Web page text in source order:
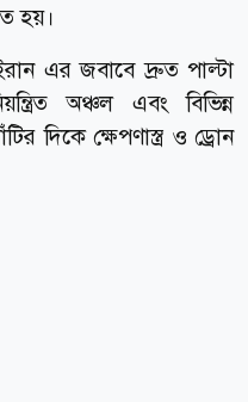
হয়।
এর জবাবে দ্রুত পাল্টা
অঞ্চল এবং বিভিন্ন
দিকে ক্ষেপণাস্ত্র ও ড্রোন